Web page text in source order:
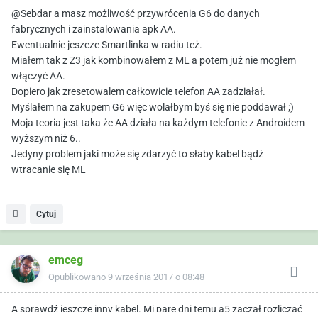
@Sebdar a masz możliwość przywrócenia G6 do danych
fabrycznych i zainstalowania apk AA.
Ewentualnie jeszcze Smartlinka w radiu też.
Miałem tak z Z3 jak kombinowałem z ML a potem już nie mogłem
włączyć AA.
Dopiero jak zresetowalem całkowicie telefon AA zadziałał.
Myślałem na zakupem G6 więc wolałbym byś się nie poddawał ;)
Moja teoria jest taka że AA działa na każdym telefonie z Androidem
wyższym niż 6..
Jedyny problem jaki może się zdarzyć to słaby kabel bądź
wtracanie się ML
Cytuj
emceg
Opublikowano 9 września 2017 o 08:48
A sprawdź jeszcze inny kabel. Mi parę dni temu a5 zaczął rozliczać